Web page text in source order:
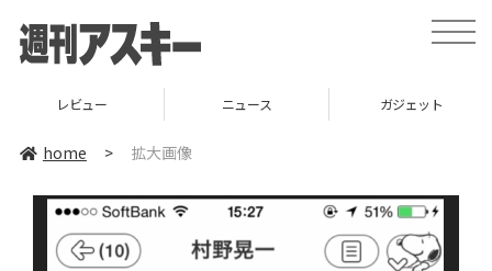
toggle
レビュー ニュース ガジェット
home > 拡大画像